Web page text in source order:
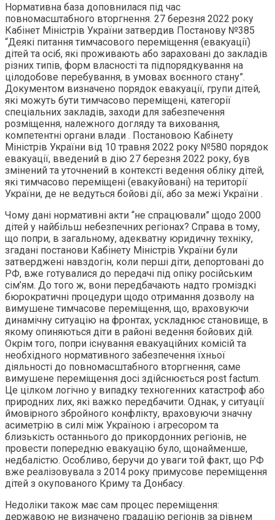
Нормативна база доповнилася під час
повномасштабного вторгнення. 27 березня 2022 року
Кабінет Міністрів України затвердив Постанову №385
“Деякі питання тимчасового переміщення (евакуації)
дітей та осіб, які проживають або зараховані до закладів
різних типів, форм власності та підпорядкування на
цілодобове перебування, в умовах воєнного стану”.
Документом визначено порядок евакуації, групи дітей,
які можуть бути тимчасово переміщені, категорії
спеціальних закладів, заходи для забезпечення
розміщення, належного догляду та виховання,
компетентні органи влади . Постановою Кабінету
Міністрів України від 10 травня 2022 року №580 порядок
евакуації, введений в дію 27 березня 2022 року, був
змінений та уточнений в контексті ведення обліку дітей,
які тимчасово переміщені (евакуйовані) на території
України, де не ведуться бойові дії, або за межі України .
Чому дані нормативні акти “не спрацювали” щодо 2000
дітей у найбільш небезпечних регіонах? Справа в тому,
що попри, в загальному, адекватну юридичну техніку,
згадані постанови Кабінету Міністрів України були
затверджені навздогін, коли перші діти, депортовані до
РФ, вже готувалися до передачі під опіку російським
сім’ям. До того ж, вони передбачають надто громіздкі
бюрократичні процедури щодо отримання дозволу на
вимушене тимчасове переміщення, що, враховуючи
динамічну ситуацію на фронтах, ускладнює становище, в
якому опиняються діти в районі ведення бойових дій.
Окрім того, попри існування евакуаційних комісій та
необхідного нормативного забезпечення їхньої
діяльності до повномасштабного вторгнення, саме
вимушене переміщення досі здійснюється post factum.
Це цілком логічно у випадку техногенних катастроф або
природних лих, які важко передбачити. Однак, у ситуації
ймовірного збройного конфлікту, враховуючи значну
асиметрію в силі між Україною і агресором та
близькість останнього до прикордонних регіонів, не
провести попередню евакуацію було, щонайменше,
недбалістю. Особливо, беручи до уваги той факт, що РФ
вже реалізовувала з 2014 року примусове переміщення
дітей з окупованого Криму та Донбасу.
Недоліки також має сам процес переміщення:
державою не визначено градацію регіонів за рівнем